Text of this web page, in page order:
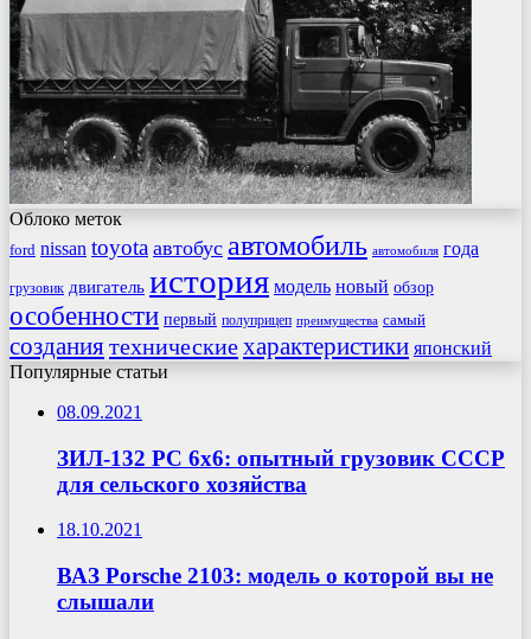
Облоко меток
ford nissan toyota автобус автомобиль автомобиля года
грузовик двигатель история модель новый обзор
особенности первый полуприцеп преимущества самый
созданиятехническиехарактеристики японский
Популярные статьи
08.09.2021
ЗИЛ-132 РС 6х6: опытный грузовик СССР
для сельского хозяйства
18.10.2021
ВАЗ Porsche 2103: модель о которой вы не
слышали